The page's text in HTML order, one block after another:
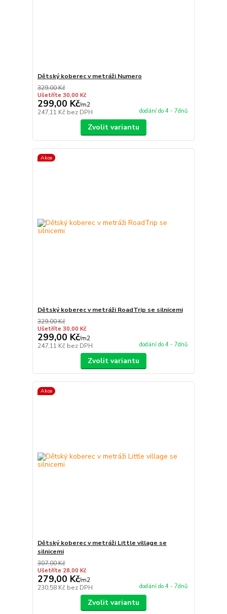
Dětský koberec v metráži Numero
329,00 Kč
Ušetříte 30,00 Kč
299,00 Kč/m2
247,11 Kč bez DPH dodání do 4 - 7dnů
Zvolit variantu
Akce
Dětský koberec v metráži RoadTrip se silnicemi
329,00 Kč
Ušetříte 30,00 Kč
299,00 Kč/m2
247,11 Kč bez DPH dodání do 4 - 7dnů
Zvolit variantu
Akce
Dětský koberec v metráži Little village se
silnicemi
307,00 Kč
Ušetříte 28,00 Kč
279,00 Kč/m2
230,58 Kč bez DPH dodání do 4 - 7dnů
Zvolit variantu